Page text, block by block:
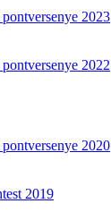
2023
2022
2020
2019